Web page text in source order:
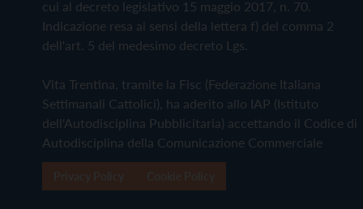
cui al decreto legislativo 15 maggio 2017, n. 70.
Indicazione resa ai sensi della lettera f) del comma 2
dell'art. 5 del medesimo decreto Lgs.
Vita Trentina, tramite la Fisc (Federazione Italiana
Settimanali Cattolici), ha aderito allo IAP (Istituto
dell'Autodisciplina Pubblicitaria) accettando il Codice di
Autodisciplina della Comunicazione Commerciale